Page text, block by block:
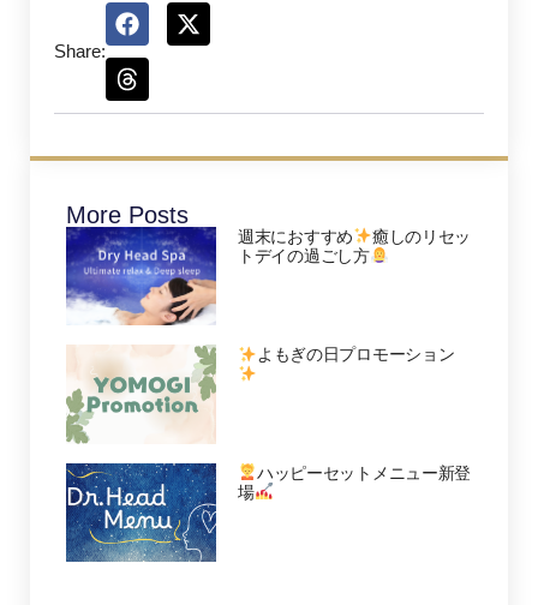
Share:
More Posts
週末におすすめ
癒しのリセッ
トデイの過ごし方
よもぎの日プロモーション
ハッピーセットメニュー新登
場